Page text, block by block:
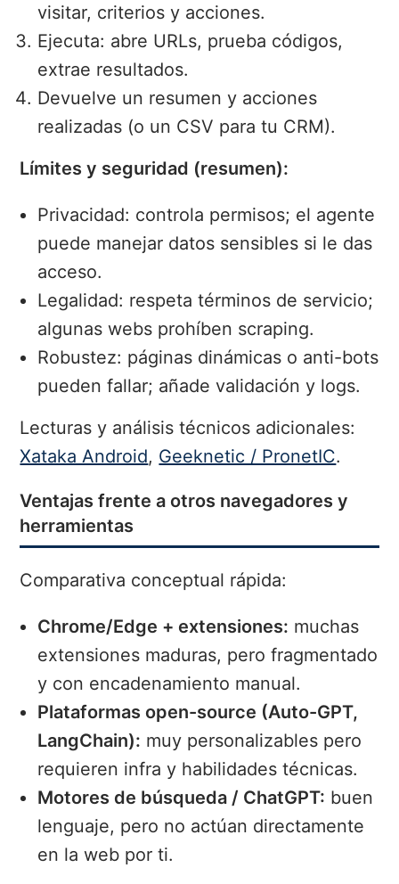
visitar, criterios y acciones.
Ejecuta: abre URLs, prueba códigos,
extrae resultados.
Devuelve un resumen y acciones
realizadas (o un CSV para tu CRM).
Límites y seguridad (resumen):
Privacidad: controla permisos; el agente
puede manejar datos sensibles si le das
acceso.
Legalidad: respeta términos de servicio;
algunas webs prohíben scraping.
Robustez: páginas dinámicas o anti-bots
pueden fallar; añade validación y logs.
Lecturas y análisis técnicos adicionales:
Xataka Android, Geeknetic / PronetIC.
Ventajas frente a otros navegadores y
herramientas
Comparativa conceptual rápida:
Chrome/Edge + extensiones: muchas
extensiones maduras, pero fragmentado
y con encadenamiento manual.
Plataformas open-source (Auto-GPT,
LangChain): muy personalizables pero
requieren infra y habilidades técnicas.
Motores de búsqueda / ChatGPT: buen
lenguaje, pero no actúan directamente
en la web por ti.